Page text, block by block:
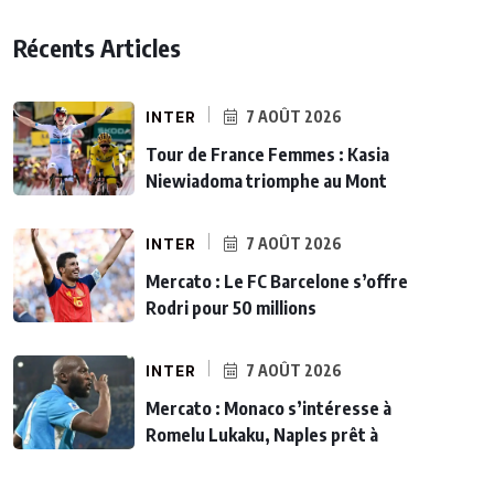
Récents Articles
INTER 7 AOÛT 2026
Tour de France Femmes : Kasia
Niewiadoma triomphe au Mont
INTER 7 AOÛT 2026
Mercato : Le FC Barcelone s’offre
Rodri pour 50 millions
INTER 7 AOÛT 2026
Mercato : Monaco s’intéresse à
Romelu Lukaku, Naples prêt à